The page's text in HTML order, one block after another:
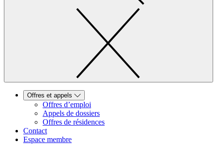
Offres et appels
Offres d’emploi
Appels de dossiers
Offres de résidences
Contact
Espace membre